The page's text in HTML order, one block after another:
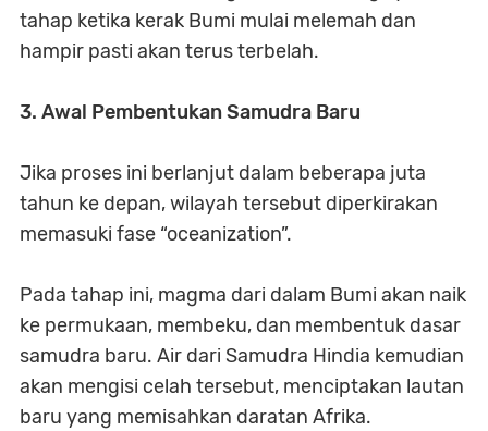
tahap ketika kerak Bumi mulai melemah dan
hampir pasti akan terus terbelah.
3. Awal Pembentukan Samudra Baru
Jika proses ini berlanjut dalam beberapa juta
tahun ke depan, wilayah tersebut diperkirakan
memasuki fase “oceanization”.
Pada tahap ini, magma dari dalam Bumi akan naik
ke permukaan, membeku, dan membentuk dasar
samudra baru. Air dari Samudra Hindia kemudian
akan mengisi celah tersebut, menciptakan lautan
baru yang memisahkan daratan Afrika.